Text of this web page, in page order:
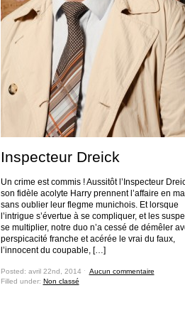
Inspecteur Dreick
Un crime est commis ! Aussitôt l’Inspecteur
son fidèle acolyte Harry prennent l’affaire en
sans oublier leur flegme munichois. Et lorsque
l’intrigue s’évertue à se compliquer, et les
se multiplier, notre duo n’a cessé de démêler
perspicacité franche et acérée le vrai du faux,
l’innocent du coupable, […]
Posted: avril 22nd, 2014 ˑ Aucun commentaire
Filled under: Non classé